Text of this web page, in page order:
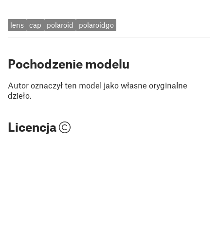
lens cap polaroid polaroidgo
Pochodzenie modelu
Autor oznaczył ten model jako własne oryginalne
dzieło.
Licencja